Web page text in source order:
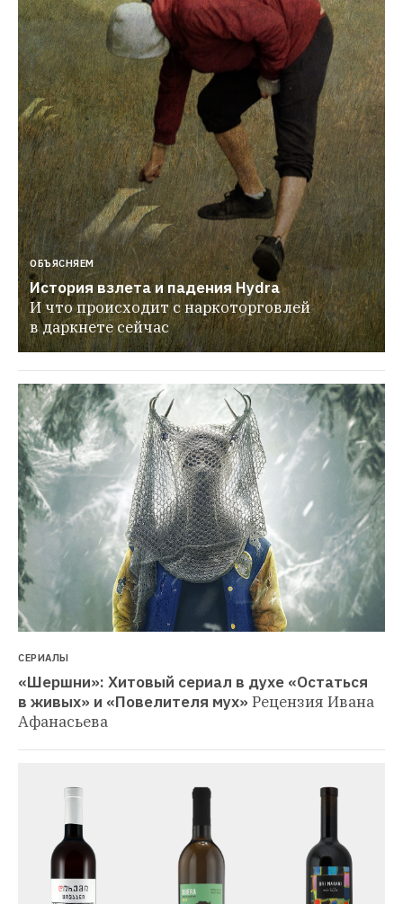
ОБЪЯСНЯЕМ
История взлета и падения Hydra
И что происходит с наркоторговлей
в даркнете сейчас
СЕРИАЛЫ
«Шершни»: Хитовый сериал в духе «Остаться
в живых» и «Повелителя мух» Рецензия Ивана
Афанасьева